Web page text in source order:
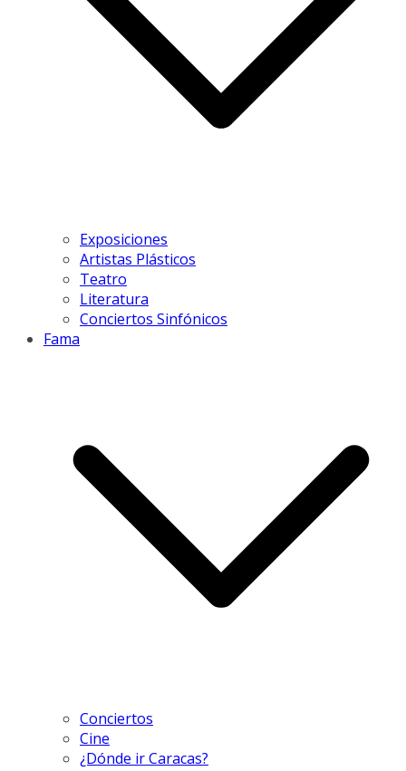
Exposiciones
Artistas Plásticos
Teatro
Literatura
Conciertos Sinfónicos
Fama
Conciertos
Cine
¿Dónde ir Caracas?